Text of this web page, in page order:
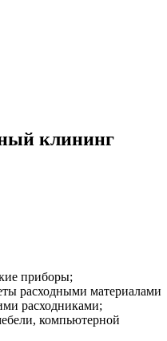
клининг
приборы;
расходными материалами
расходниками;
компьютерной